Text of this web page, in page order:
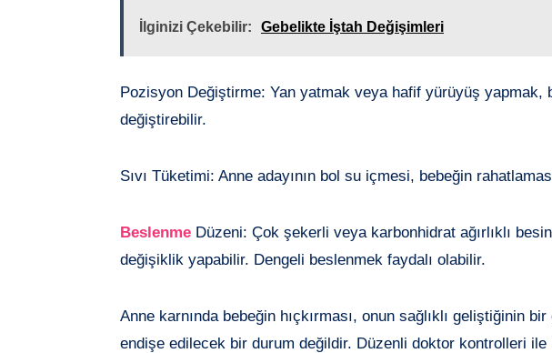
İlginizi Çekebilir: Gebelikte İştah Değişimleri
Pozisyon Değiştirme: Yan yatmak veya hafif yürüyüş yapmak,
değiştirebilir.
Sıvı Tüketimi: Anne adayının bol su içmesi, bebeğin
Beslenme Düzeni: Çok şekerli veya karbonhidrat ağırlıklı
değişiklik yapabilir. Dengeli beslenmek faydalı olabilir.
Anne karnında bebeğin hıçkırması, onun sağlıklı geliştiğinin
endişe edilecek bir durum değildir. Düzenli doktor kontrolleri